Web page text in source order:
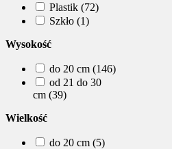
Plastik (72)
Szkło (1)
Wysokość
do 20 cm (146)
od 21 do 30
cm (39)
Wielkość
do 20 cm (5)